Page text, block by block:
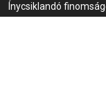
Ínycsiklandó